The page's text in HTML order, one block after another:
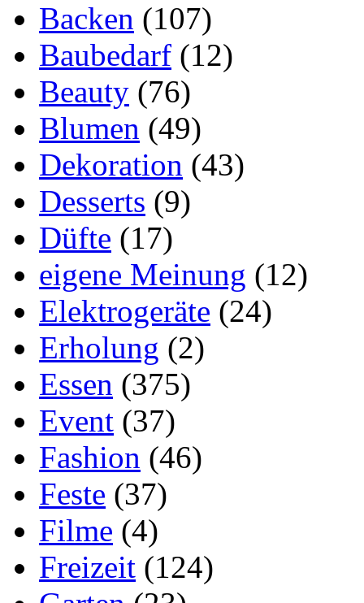
Backen (107)
Baubedarf (12)
Beauty (76)
Blumen (49)
Dekoration (43)
Desserts (9)
Düfte (17)
eigene Meinung (12)
Elektrogeräte (24)
Erholung (2)
Essen (375)
Event (37)
Fashion (46)
Feste (37)
Filme (4)
Freizeit (124)